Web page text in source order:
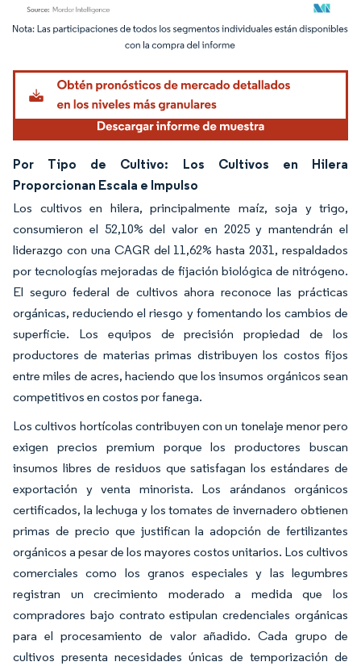
Imagen © Mordor Intelligence. El uso requiere atribución según CC BY 4.0.
Por Tipo de Cultivo: Los Cultivos en Hilera
Proporcionan Escala e Impulso
Los cultivos en hilera, principalmente maíz, soja y trigo,
consumieron el 52,10% del valor en 2025 y mantendrán el
liderazgo con una CAGR del 11,62% hasta 2031, respaldados
por tecnologías mejoradas de fijación biológica de nitrógeno.
El seguro federal de cultivos ahora reconoce las prácticas
orgánicas, reduciendo el riesgo y fomentando los cambios de
superficie. Los equipos de precisión propiedad de los
productores de materias primas distribuyen los costos fijos
entre miles de acres, haciendo que los insumos orgánicos sean
competitivos en costos por fanega.
Los cultivos hortícolas contribuyen con un tonelaje menor pero
exigen precios premium porque los productores buscan
insumos libres de residuos que satisfagan los estándares de
exportación y venta minorista. Los arándanos orgánicos
certificados, la lechuga y los tomates de invernadero obtienen
primas de precio que justifican la adopción de fertilizantes
orgánicos a pesar de los mayores costos unitarios. Los cultivos
comerciales como los granos especiales y las legumbres
registran un crecimiento moderado a medida que los
compradores bajo contrato estipulan credenciales orgánicas
para el procesamiento de valor añadido. Cada grupo de
cultivos presenta necesidades únicas de temporización de